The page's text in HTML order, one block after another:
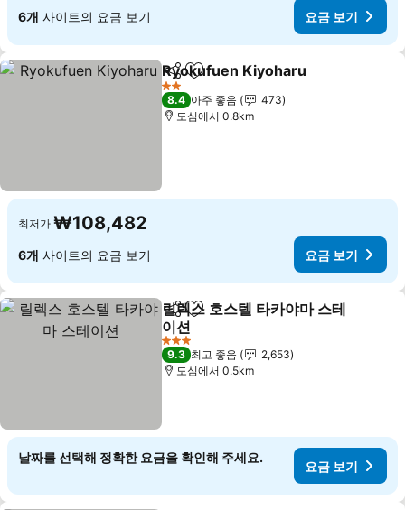
6개 사이트의 요금 보기 요금 보기
공유 즐겨찾기에 추가
Ryokufuen Kiyoharu
2 성급
8.4 아주 좋음
473
도심에서 0.8km
최저가 ₩108,482
6개 사이트의 요금 보기 요금 보기
공유 즐겨찾기에 추가
릴렉스 호스텔 타카야마 스테
이션
요금 보기
3 성급
9.3 최고 좋음
2,653
도심에서 0.5km
날짜를 선택해 정확한 요금을 확인해 주세요.
요금 보기